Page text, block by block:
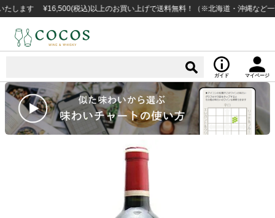
¥16,500(税込)以上のお買い上げで送料無料！（※北海道・沖縄など一部例外
ガイド マイページ